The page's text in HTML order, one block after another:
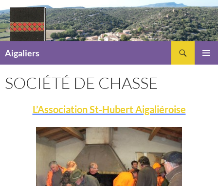
Aigaliers
CONTENU
SOCIÉTÉ DE CHASSE
L’Association St-Hubert Aigaliéroise